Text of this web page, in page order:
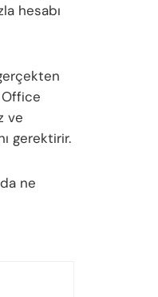
hesabı
Office
ve
gerektirir.
ne